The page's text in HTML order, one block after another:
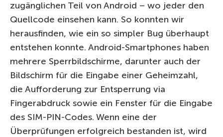
zugänglichen Teil von Android – wo jeder den
Quellcode einsehen kann. So konnten wir
herausfinden, wie ein so simpler Bug überhaupt
entstehen konnte. Android-Smartphones haben
mehrere Sperrbildschirme, darunter auch der
Bildschirm für die Eingabe einer Geheimzahl,
die Aufforderung zur Entsperrung via
Fingerabdruck sowie ein Fenster für die Eingabe
des SIM-PIN-Codes. Wenn eine der
Überprüfungen erfolgreich bestanden ist, wird